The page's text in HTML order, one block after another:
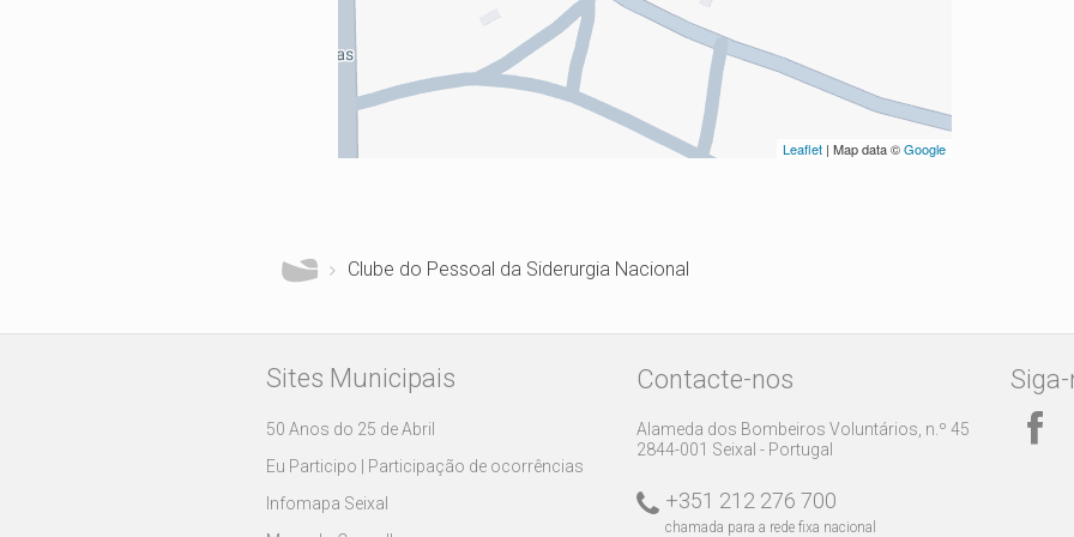
Leaflet | Map data ©Google
Clube do Pessoal da Siderurgia Nacional
Sites Municipais
50 Anos do 25 de Abril
Eu Participo | Participação de ocorrências
Infomapa Seixal
Contacte-nos
Alameda dos Bombeiros Voluntários, n.º 45
2844-001 Seixal - Portugal
+351 212 276 700
chamada para a rede fixa nacional